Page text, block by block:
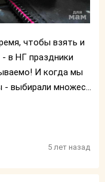
чтобы взять и
- в НГ праздники
И когда мы
- выбирали множес...
5 лет назад